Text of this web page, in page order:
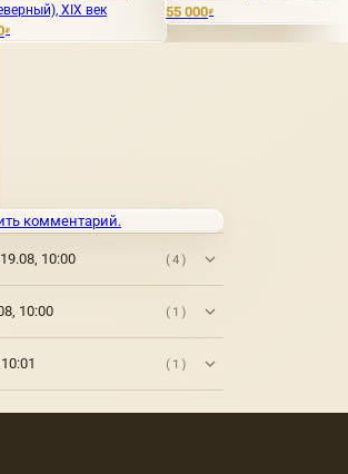
век
55 000
комментарий.
19.08, 10:00 (4)
10:00 (1)
(1)